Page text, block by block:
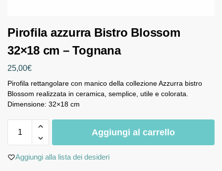
Pirofila azzurra Bistro Blossom
32×18 cm – Tognana
25,00€
Pirofila rettangolare con manico della collezione Azzurra bistro
Blossom realizzata in ceramica, semplice, utile e colorata.
Dimensione: 32×18 cm
Aggiungi al carrello
Aggiungi alla lista dei desideri